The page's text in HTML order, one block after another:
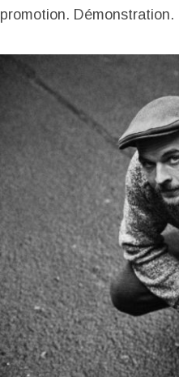
promotion. Démonstration.